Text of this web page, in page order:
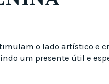
o lado artístico e
um presente útil e